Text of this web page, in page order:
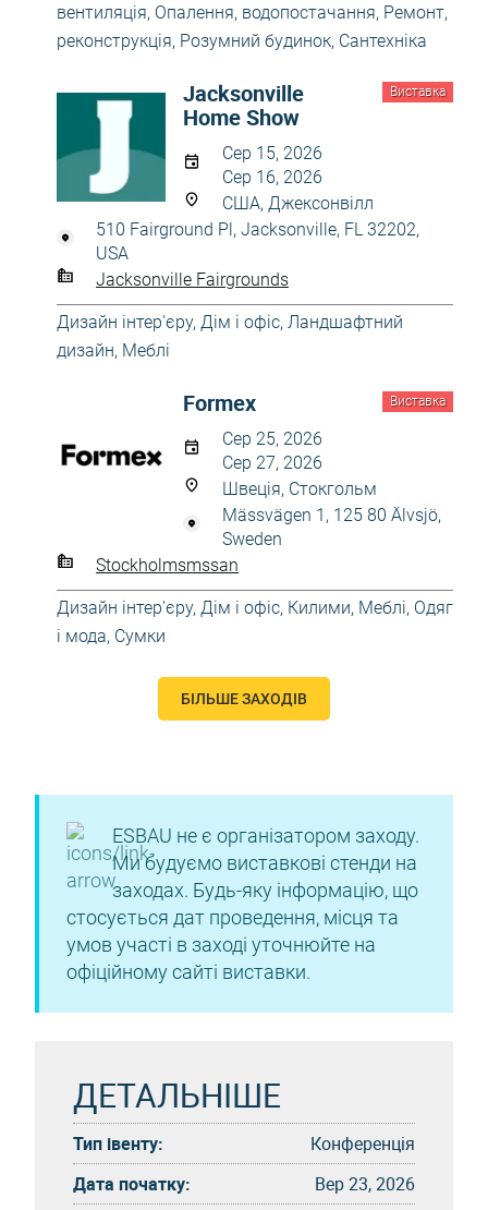
вентиляція, Опалення, водопостачання, Ремонт,
реконструкція, Розумний будинок, Сантехніка
Виставка
Jacksonville
Home Show
Сер 15, 2026
Сер 16, 2026
США, Джексонвілл
510 Fairground Pl, Jacksonville, FL 32202,
USA
Jacksonville Fairgrounds
Дизайн інтер'єру, Дім і офіс, Ландшафтний
дизайн, Меблі
Виставка
Formex
Сер 25, 2026
Сер 27, 2026
Швеція, Стокгольм
Mässvägen 1, 125 80 Älvsjö,
Sweden
Stockholmsmssan
Дизайн інтер'єру, Дім і офіс, Килими, Меблі, Одяг
і мода, Сумки
БІЛЬШЕ ЗАХОДІВ
ESBAU не є організатором заходу.
Ми будуємо виставкові стенди на
заходах. Будь-яку інформацію, що
стосується дат проведення, місця та
умов участі в заході уточнюйте на
офіційному сайті виставки.
ДЕТАЛЬНІШЕ
Тип івенту:
Конференція
Дата початку:
Вер 23, 2026